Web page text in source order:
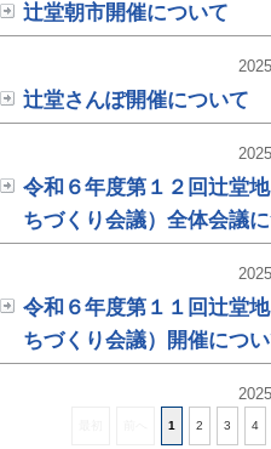
辻堂朝市開催について
辻堂さんぽ開催について
令和６年度第１２回辻堂
ちづくり会議）全体会議
令和６年度第１１回辻堂
ちづくり会議）開催につ
1 2 3 4